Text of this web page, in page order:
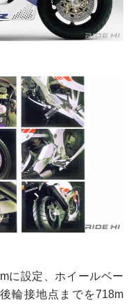
に設定、ホイールベー
輪接地点までを718m